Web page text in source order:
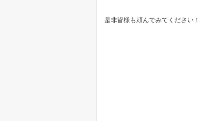
是非皆様も頼んでみてください！